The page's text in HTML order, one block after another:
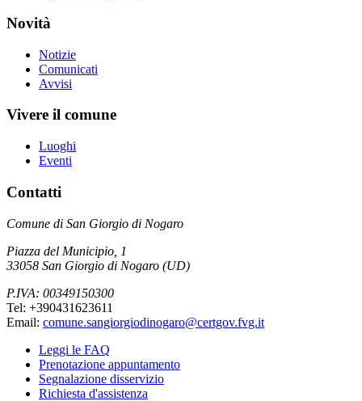
Novità
Notizie
Comunicati
Avvisi
Vivere il comune
Luoghi
Eventi
Contatti
Comune di San Giorgio di Nogaro
Piazza del Municipio, 1
33058 San Giorgio di Nogaro (UD)
P.IVA: 00349150300
Tel: +390431623611
Email: comune.sangiorgiodinogaro@certgov.fvg.it
Leggi le FAQ
Prenotazione appuntamento
Segnalazione disservizio
Richiesta d'assistenza